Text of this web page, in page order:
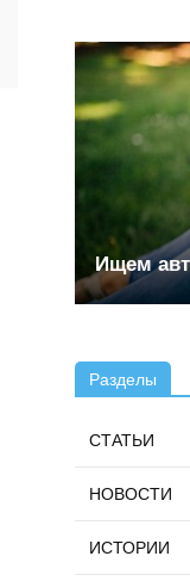
Ищем
Разделы
СТАТЬИ
НОВОСТИ
ИСТОРИИ